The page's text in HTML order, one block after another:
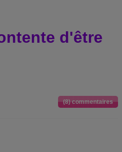
d'être
(8) commentaires